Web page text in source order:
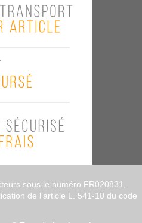
sous le numéro FR020831,
de l’article L. 541-10 du code